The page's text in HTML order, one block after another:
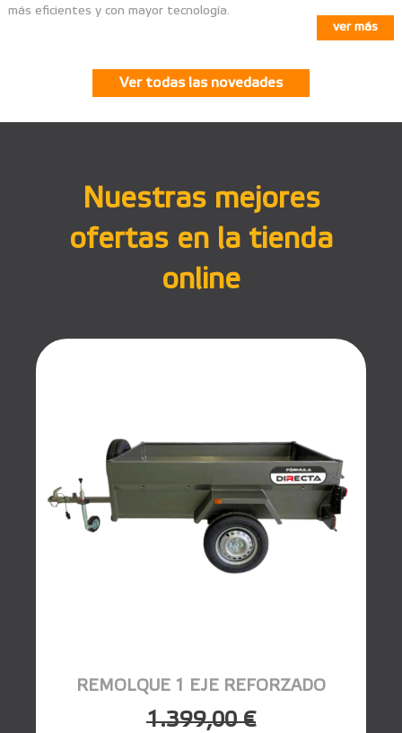
más eficientes y con mayor tecnología.
ver más
Ver todas las novedades
Nuestras mejores
ofertas en la tienda
online
REMOLQUE 1 EJE REFORZADO
1.399,00 €